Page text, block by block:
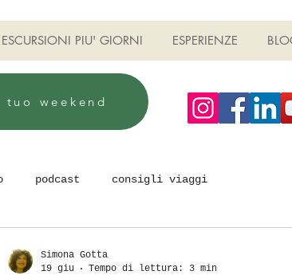
ESCURSIONI PIU' GIORNI ESPERIENZE
weekend
podcast consigli viaggi
Simona Gotta
19 giu
Tempo di lettura: 3 min